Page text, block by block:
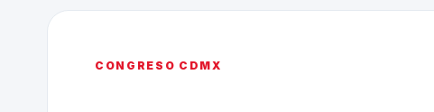
CONGRESO CDMX